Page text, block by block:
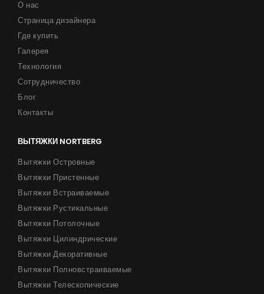
О нас
Страница дизайнера
Где купить
Галерея
Технология
Сотрудничество
Блог
Контакты
ВЫТЯЖКИ NORTBERG
Вытяжки Островные
Вытяжки Пристенные
Вытяжки Встраиваемые
Вытяжки Рустикальные
Вытяжки Потолочные
Вытяжки Цилиндрические
Вытяжки Декоративные
Вытяжки Полновстраиваемые
Вытяжки Телескопические